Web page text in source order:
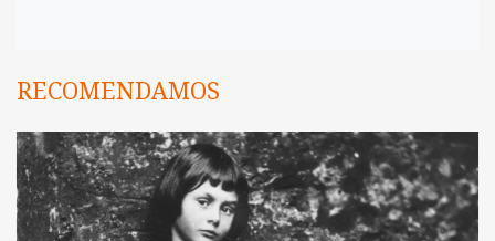
RECOMENDAMOS